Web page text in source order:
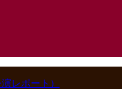
レポート）